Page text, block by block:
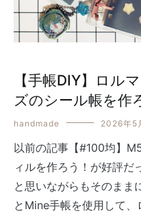
【手帳DIY】ロル
ズのシール帳を作
handmade 2026年5
以前の記事【#100均】
ィルを作ろう！が好評だ
と思いながらもそのまま
とMine手帳を使用して